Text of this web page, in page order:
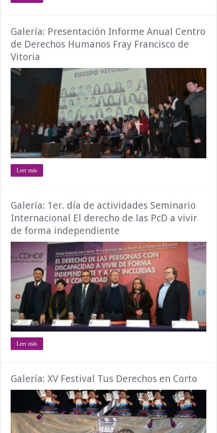
Galería: Presentación Informe Anual Centro
de Derechos Humanos Fray Francisco de
Vitoria
Leer más
Galería: 1er. día de actividades Seminario
Internacional El derecho de las PcD a vivir
de forma independiente
Leer más
Galería: XV Festival Tus Derechos en Corto